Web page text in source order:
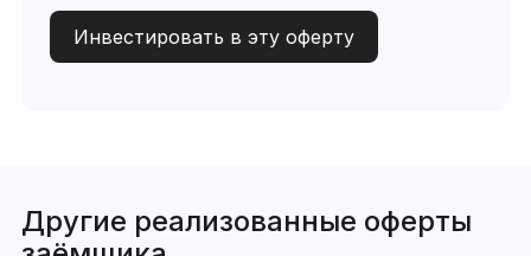
Инвестировать в эту оферту
Другие реализованные оферты